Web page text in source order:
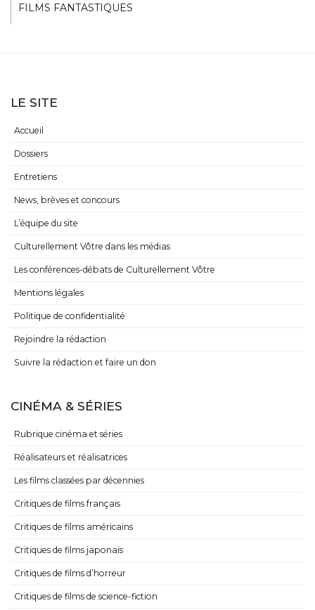
FILMS FANTASTIQUES
LE SITE
Accueil
Dossiers
Entretiens
News, brèves et concours
L’équipe du site
Culturellement Vôtre dans les médias
Les conférences-débats de Culturellement Vôtre
Mentions légales
Politique de confidentialité
Rejoindre la rédaction
Suivre la rédaction et faire un don
CINÉMA & SÉRIES
Rubrique cinéma et séries
Réalisateurs et réalisatrices
Les films classées par décennies
Critiques de films français
Critiques de films américains
Critiques de films japonais
Critiques de films d’horreur
Critiques de films de science-fiction